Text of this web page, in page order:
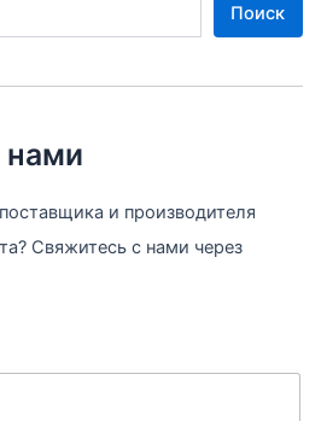
Поиск
нами
и производителя
Свяжитесь с нами через